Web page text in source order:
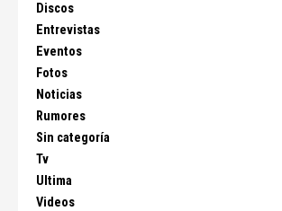
Discos
Entrevistas
Eventos
Fotos
Noticias
Rumores
Sin categoría
Tv
Ultima
Videos